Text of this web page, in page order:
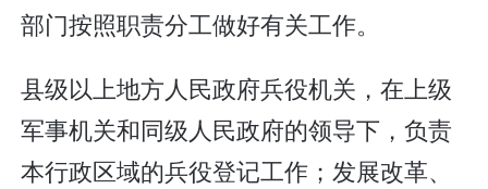
部门按照职责分工做好有关工作。
县级以上地方人民政府兵役机关，在上级
军事机关和同级人民政府的领导下，负责
本行政区域的兵役登记工作；发展改革、